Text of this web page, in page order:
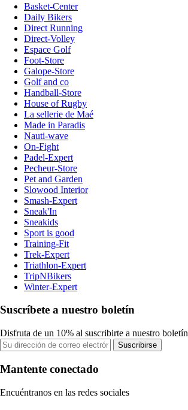
Basket-Center
Daily Bikers
Direct Running
Direct-Volley
Espace Golf
Foot-Store
Galope-Store
Golf and co
Handball-Store
House of Rugby
La sellerie de Maé
Made in Paradis
Nauti-wave
On-Fight
Padel-Expert
Pecheur-Store
Pet and Garden
Slowood Interior
Smash-Expert
Sneak'In
Sneakids
Sport is good
Training-Fit
Trek-Expert
Triathlon-Expert
TripNBikers
Winter-Expert
Suscríbete a nuestro boletín
Disfruta de un 10% al suscribirte a nuestro boletín
Suscribirse
Mantente conectado
Encuéntranos en las redes sociales